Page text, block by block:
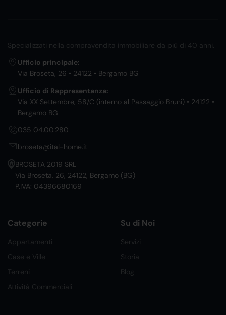
Specializzati nella compravendita immobiliare da più di 40 anni.
Ufficio principale:
Via Broseta, 26 • 24122 • Bergamo BG
Ufficio di Rappresentanza:
Via XX Settembre, 58/C (interno al Passaggio Bruni) • 24122 •
Bergamo BG
035 04.00.280
broseta@ital-home.it
BROSETA 2019 SRL
Via Broseta, 26, 24122, Bergamo (BG)
P.IVA: 04396680169
Categorie
Appartamenti
Case e Ville
Terreni
Attività Commerciali
Su di Noi
Servizi
Storia
Blog